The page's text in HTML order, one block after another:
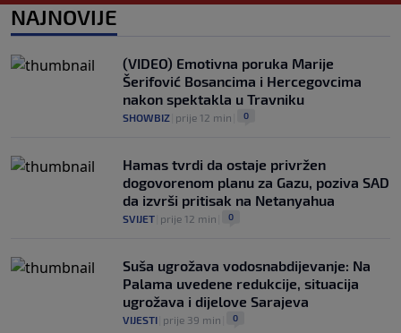
VIRALNO|prije 1 h| 0
ulogu u Milanu: Gazzetta nagovijestila
veliki potez
NOGOMET |prije 6 h | 0
NAJNOVIJE
(VIDEO) Emotivna poruka Marije
Šerifović Bosancima i Hercegovcima
nakon spektakla u Travniku
SHOWBIZ prije 12 min 0
Hamas tvrdi da ostaje privržen
dogovorenom planu za Gazu, poziva SAD
da izvrši pritisak na Netanyahua
SVIJET prije 12 min 0
Suša ugrožava vodosnabdijevanje: Na
Palama uvedene redukcije, situacija
ugrožava i dijelove Sarajeva
VIJESTI prije 39 min 0